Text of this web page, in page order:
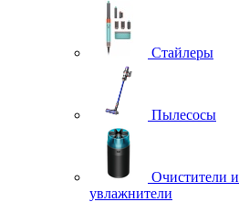
Стайлеры
Пылесосы
Очистители и
увлажнители